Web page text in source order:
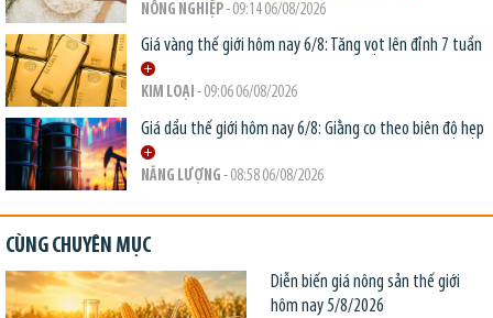
NÔNG NGHIỆP- 09:14 06/08/2026
Giá vàng thế giới hôm nay 6/8: Tăng vọt lên đỉnh 7 tuần
KIM LOẠI - 09:06 06/08/2026
Giá dầu thế giới hôm nay 6/8: Giằng co theo biên độ hẹp
NĂNG LƯỢNG - 08:58 06/08/2026
CÙNG CHUYÊN MỤC
Diễn biến giá nông sản thế giới
hôm nay 5/8/2026